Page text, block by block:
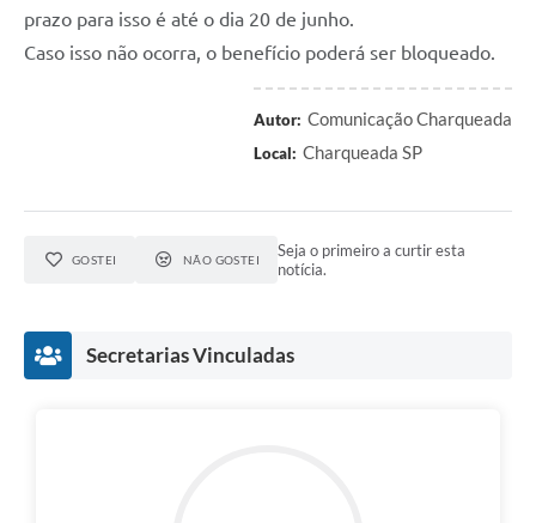
prazo para isso é até o dia 20 de junho.
Caso isso não ocorra, o benefício poderá ser bloqueado.
Autor: Comunicação Charqueada
Local: Charqueada SP
GOSTEI NÃO GOSTEI
Seja o primeiro a curtir esta
notícia.
Secretarias Vinculadas